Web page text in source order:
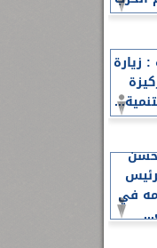
زيارة
في